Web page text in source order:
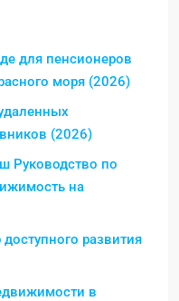
для пенсионеров
моря (2026)
(2026)
Руководство по
на
развития
в